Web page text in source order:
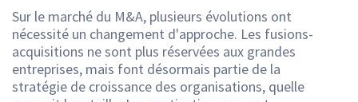
Sur le marché du M&A, plusieurs évolutions ont
nécessité un changement d'approche. Les fusions-
acquisitions ne sont plus réservées aux grandes
entreprises, mais font désormais partie de la
stratégie de croissance des organisations, quelle